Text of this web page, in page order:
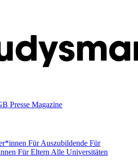
Presse Magazine
Für Auszubildende Für
Für Eltern Alle Universitäten